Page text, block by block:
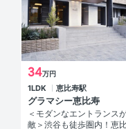
34万円
1LDK 恵比寿駅
グラマシー恵比寿
＜モダンなエントランス
敵＞渋谷も徒歩圏内！恵